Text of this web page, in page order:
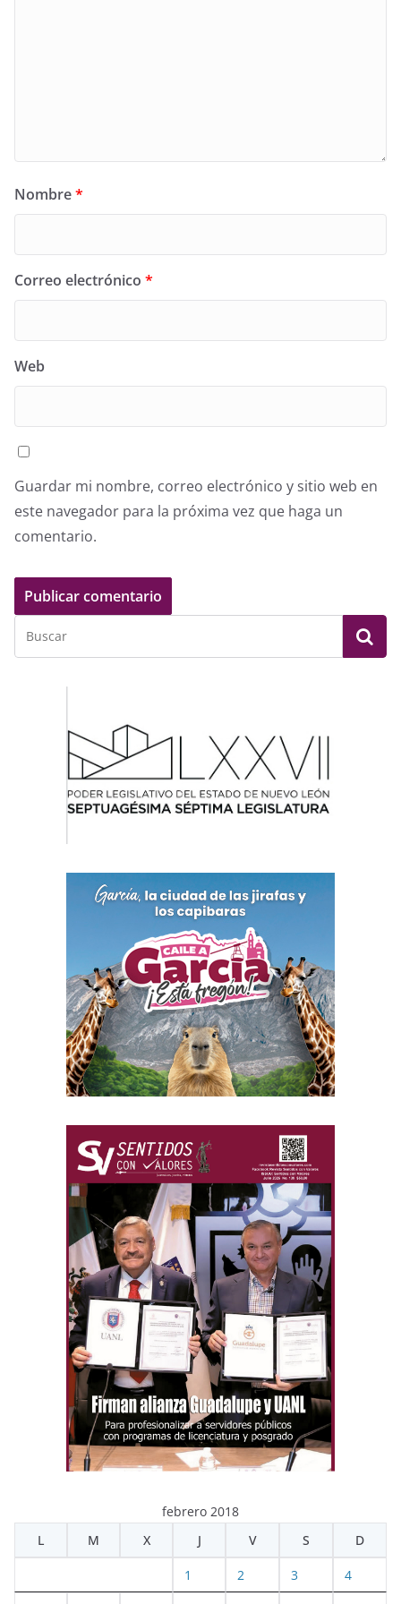
Nombre*
Correo electrónico *
Web
Guardar mi nombre, correo electrónico y sitio web en
este navegador para la próxima vez que haga un
comentario.
febrero 2018
L
M X J V S D
1 2 3 4